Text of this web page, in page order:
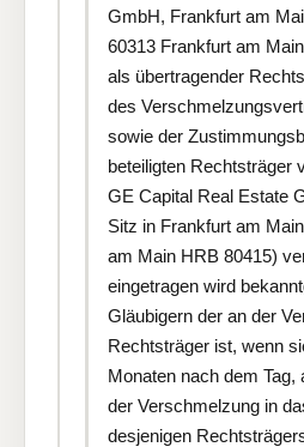
GmbH, Frankfurt am
60313 Frankfurt am
als übertragender
des
sowie der
beteiligten Rechtsträger
GE Capital Real Estate
Sitz in Frankfurt am
am Main HRB 80415)
eingetragen wird
Gläubigern der an der
Rechtsträger ist, wenn
Monaten nach dem Tag,
der Verschmelzung in
desjenigen